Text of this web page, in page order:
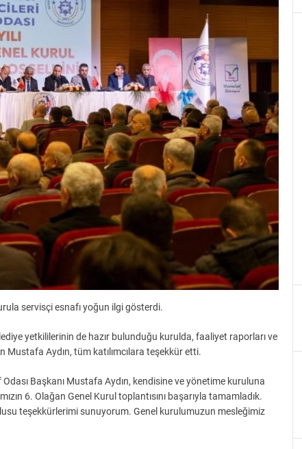
servisçi esnafı yoğun ilgi gösterdi.
yetkililerinin de hazır bulunduğu kurulda, faaliyet raporları ve
Mustafa Aydın, tüm katılımcılara teşekkür etti.
Başkanı Mustafa Aydın, kendisine ve yönetime kuruluna
6. Olağan Genel Kurul toplantısını başarıyla tamamladık.
teşekkürlerimi sunuyorum. Genel kurulumuzun mesleğimiz